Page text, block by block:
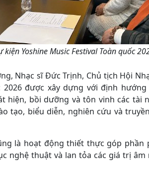
Yoshine Music Festival Toàn quốc
Nhạc sĩ Đức Trịnh, Chủ tịch Hội
2026 được xây dựng với định
hiện, bồi dưỡng và tôn vinh các tài
tạo, biểu diễn, nghiên cứu và
là hoạt động thiết thực góp phần
nghệ thuật và lan tỏa các giá trị âm